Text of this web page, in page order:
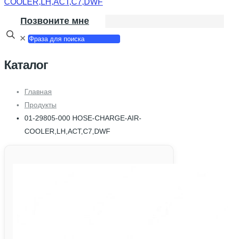
Позвоните мне
✕
Каталог
Главная
Продукты
01-29805-000 HOSE-CHARGE-AIR-
COOLER,LH,ACT,C7,DWF